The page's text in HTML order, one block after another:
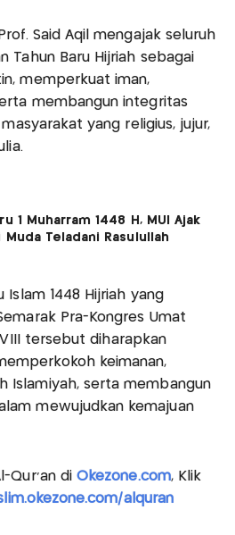
Said Aqil mengajak seluruh
Tahun Baru Hijriah sebagai
memperkuat iman,
membangun integritas
yang religius, jujur,
1 Muharram 1448 H, MUI Ajak
Muda Teladani Rasulullah
Islam 1448 Hijriah yang
Pra-Kongres Umat
VIII tersebut diharapkan
keimanan,
Islamiyah, serta membangun
mewujudkan kemajuan
Qur'an diOkezone.com, Klik
alquran